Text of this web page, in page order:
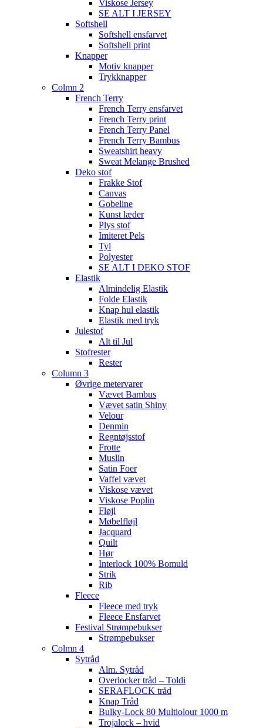
Viskose Jersey
SE ALT I JERSEY
Softshell
Softshell ensfarvet
Softshell print
Knapper
Motiv knapper
Trykknapper
Colmn 2
French Terry
French Terry ensfarvet
French Terry print
French Terry Panel
French Terry Bambus
Sweatshirt heavy
Sweat Melange Brushed
Deko stof
Frakke Stof
Canvas
Gobeline
Kunst læder
Plys stof
Imiteret Pels
Tyl
Polyester
SE ALT I DEKO STOF
Elastik
Almindelig Elastik
Folde Elastik
Knap hul elastik
Elastik med tryk
Julestof
Alt til Jul
Stofrester
Rester
Column 3
Øvrige metervarer
Vævet Bambus
Vævet satin Shiny
Velour
Denmin
Regntøjsstof
Frotte
Muslin
Satin Foer
Vaffel vævet
Viskose vævet
Viskose Poplin
Fløjl
Møbelfløjl
Jacquard
Quilt
Hør
Interlock 100% Bomuld
Strik
Rib
Fleece
Fleece med tryk
Fleece Ensfarvet
Festival Strømpebukser
Strømpebukser
Colmn 4
Sytråd
Alm. Sytråd
Overlocker tråd – Toldi
SERAFLOCK tråd
Knap Tråd
Bulky-Lock 80 Multiolour 1000 m
Trojalock – hvid